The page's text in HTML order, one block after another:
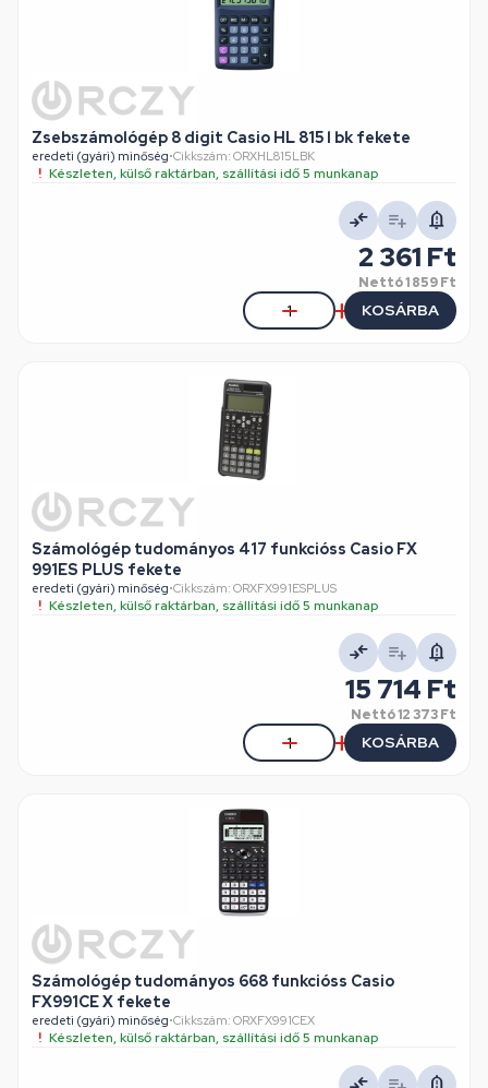
Zsebszámológép 8 digit Casio HL 815 l bk fekete
eredeti (gyári) minőség•Cikkszám: ORXHL815LBK
Készleten, külső raktárban, szállítási idő 5 munkanap
2 361 Ft
Nettó1 859 Ft
KOSÁRBA
Számológép tudományos 417 funkcióss Casio FX
991ES PLUS fekete
eredeti (gyári) minőség•Cikkszám: ORXFX991ESPLUS
Készleten, külső raktárban, szállítási idő 5 munkanap
15 714 Ft
Nettó12 373 Ft
KOSÁRBA
Számológép tudományos 668 funkcióss Casio
FX991CE X fekete
eredeti (gyári) minőség•Cikkszám: ORXFX991CEX
Készleten, külső raktárban, szállítási idő 5 munkanap